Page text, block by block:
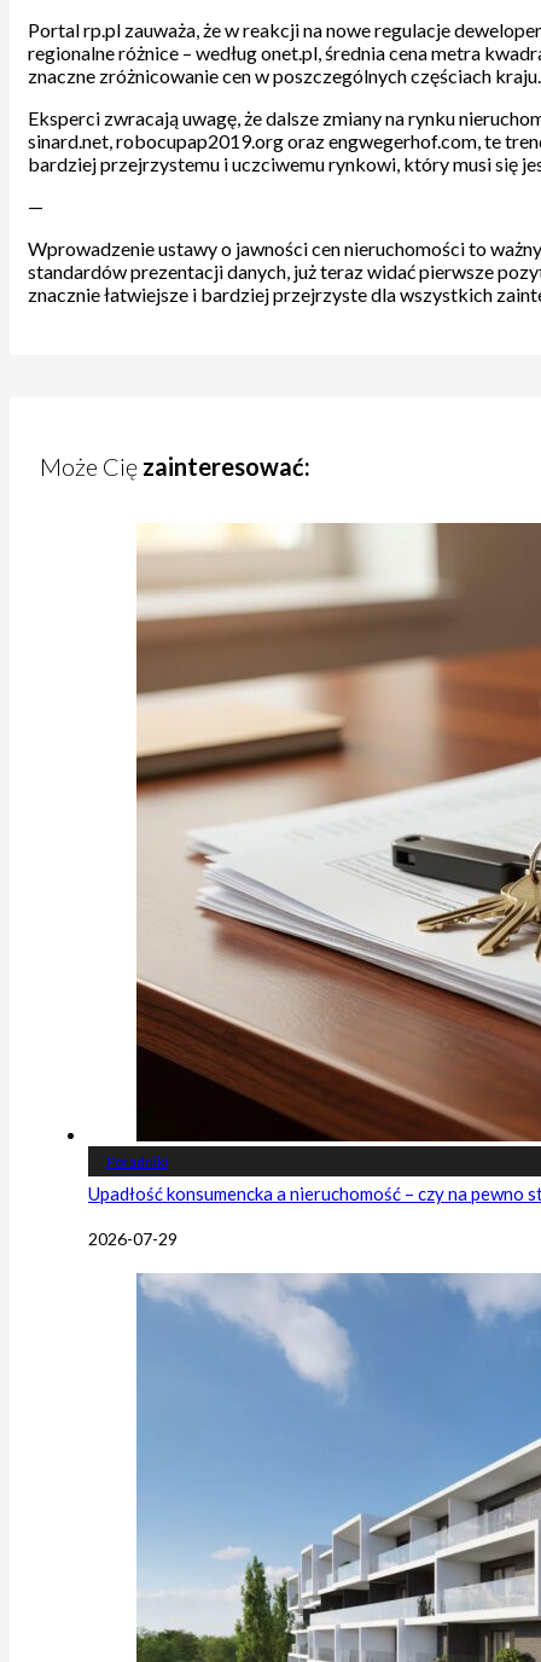
Portal rp.pl zauważa, że w reakcji na nowe regulacje
regionalne różnice – według onet.pl, średnia cena metra
znaczne zróżnicowanie cen w poszczególnych częściach kraju.
Eksperci zwracają uwagę, że dalsze zmiany na rynku
sinard.net, robocupap2019.org oraz engwegerhof.com, te
bardziej przejrzystemu i uczciwemu rynkowi, który musi się
—
Wprowadzenie ustawy o jawności cen nieruchomości to
standardów prezentacji danych, już teraz widać pierwsze
znacznie łatwiejsze i bardziej przejrzyste dla wszystkich
Może Cię zainteresować:
Poradniki
Upadłość konsumencka a nieruchomość – czy na pewno
2026-07-29